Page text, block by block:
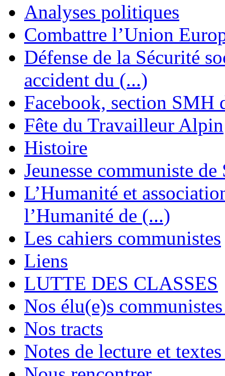
Analyses politiques
Combattre l’Union
Défense de la Sécurité
accident du (...)
Facebook, section SMH
Fête du Travailleur Alpin
Histoire
Jeunesse communiste
L’Humanité et
l’Humanité de (...)
Les cahiers communistes
Liens
LUTTE DES CLASSES
Nos élu(e)s
Nos tracts
Notes de lecture et